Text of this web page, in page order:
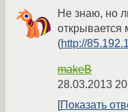
Не знаю, но
(http://
makeB
28.03.2013
Показать